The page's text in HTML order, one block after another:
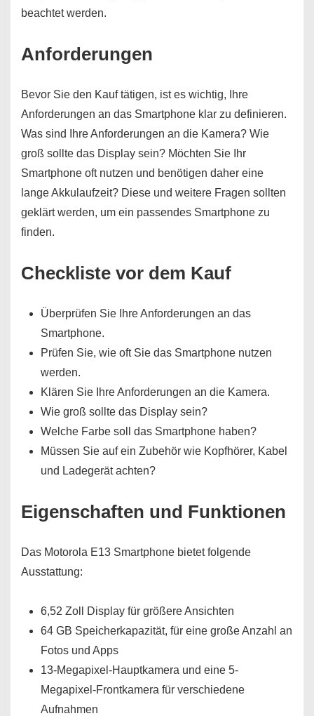
beachtet werden.
Anforderungen
Bevor Sie den Kauf tätigen, ist es wichtig, Ihre
Anforderungen an das Smartphone klar zu definieren.
Was sind Ihre Anforderungen an die Kamera? Wie
groß sollte das Display sein? Möchten Sie Ihr
Smartphone oft nutzen und benötigen daher eine
lange Akkulaufzeit? Diese und weitere Fragen sollten
geklärt werden, um ein passendes Smartphone zu
finden.
Checkliste vor dem Kauf
Überprüfen Sie Ihre Anforderungen an das
Smartphone.
Prüfen Sie, wie oft Sie das Smartphone nutzen
werden.
Klären Sie Ihre Anforderungen an die Kamera.
Wie groß sollte das Display sein?
Welche Farbe soll das Smartphone haben?
Müssen Sie auf ein Zubehör wie Kopfhörer, Kabel
und Ladegerät achten?
Eigenschaften und Funktionen
Das Motorola E13 Smartphone bietet folgende
Ausstattung:
6,52 Zoll Display für größere Ansichten
64 GB Speicherkapazität, für eine große Anzahl an
Fotos und Apps
13-Megapixel-Hauptkamera und eine 5-
Megapixel-Frontkamera für verschiedene
Aufnahmen